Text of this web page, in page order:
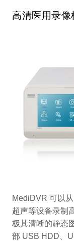
高清医用录
MediDVR 可以
超声等设备录制
极其清晰的静态
部 USB HDD、